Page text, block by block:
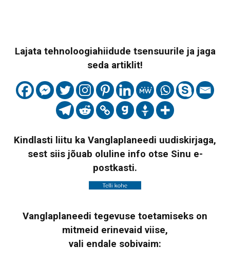
Lajata tehnoloogiahiidude tsensuurile ja jaga
seda artiklit!
Kindlasti liitu ka Vanglaplaneedi uudiskirjaga,
sest siis jõuab oluline info otse Sinu e-
postkasti.
Vanglaplaneedi tegevuse toetamiseks on
mitmeid erinevaid viise,
vali endale sobivaim: